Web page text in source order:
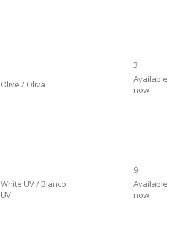
Olive / Oliva
3
Available
now
White UV / Blanco
UV
9
Available
now